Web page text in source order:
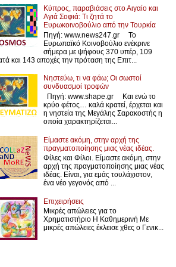
Κύπρος, παραβιάσεις στο Αιγαίο και
Αγιά Σοφιά: Τι ζητά το
Ευρωκοινοβούλιο από την Τουρκία
Πηγή: www.news247.gr Το
Ευρωπαϊκό Κοινοβούλιο ενέκρινε
σήμερα με ψήφους 370 υπέρ, 109
και 143 αποχές την πρόταση της Επιτ...
Νηστεύω, τι να φάω; Οι σωστοί
συνδυασμοί τροφών
Πηγή: www.shape.gr Και ενώ το
κρύο φέτος… καλά κρατεί, έρχεται και
η νηστεία της Μεγάλης Σαρακοστής η
οποία χαρακτηρίζεται...
Είμαστε ακόμη, στην αρχή της
πραγματοποίησης μιας νέας ιδέας.
Φίλες και Φίλοι. Είμαστε ακόμη, στην
αρχή της πραγματοποίησης μιας νέας
ιδέας. Είναι, για εμάς τουλάχιστον,
ένα νέο γεγονός από ...
Επιχειρήσεις
Μικρές απώλειες για το
Χρηματιστήριο Η Καθημερινή Με
μικρές απώλειες έκλεισε χθες ο Γενικ...